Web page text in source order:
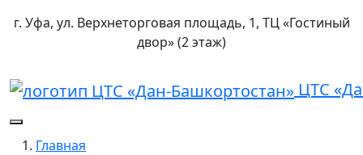
г. Уфа, ул. Верхнеторговая площадь, 1, ТЦ «Гостиный
двор» (2 этаж)
ЦТС
Главная